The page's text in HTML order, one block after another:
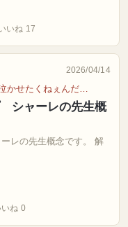
いね 17
2026/04/14
かせたくねぇんだ…
シャーレの先生概
レの先生概念です。 解
いね 0